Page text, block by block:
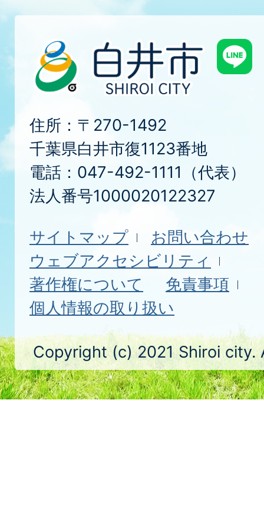
住所：〒270-1492
千葉県白井市復1123番地
電話：047-492-1111（代表）
法人番号1000020122327
サイトマップ
お問い合わせ
ウェブアクセシビリティ
著作権について
免責事項
個人情報の取り扱い
Copyright (c) 2021 Shiroi city.